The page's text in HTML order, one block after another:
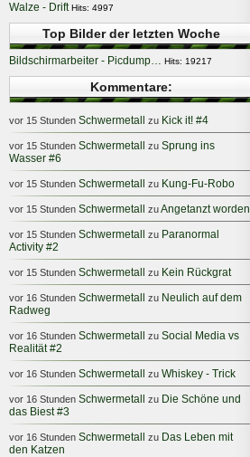
Walze - Drift Hits: 4997
Top Bilder der letzten Woche
Bildschirmarbeiter - Picdump… Hits: 19217
Kommentare:
vor 15 Stunden Schwermetall zu Kick it! #4
vor 15 Stunden Schwermetall zu Sprung ins
Wasser #6
vor 15 Stunden Schwermetall zu Kung-Fu-Robo
vor 15 Stunden Schwermetall zuAngetanzt worden
vor 15 Stunden Schwermetall zu Paranormal
Activity #2
vor 15 Stunden Schwermetall zu Kein Rückgrat
vor 16 Stunden Schwermetall zu Neulich auf dem
Radweg
vor 16 Stunden Schwermetall zu Social Media vs
Realität #2
vor 16 Stunden Schwermetall zu Whiskey - Trick
vor 16 Stunden Schwermetall zu Die Schöne und
das Biest #3
vor 16 Stunden Schwermetall zu Das Leben mit
den Katzen